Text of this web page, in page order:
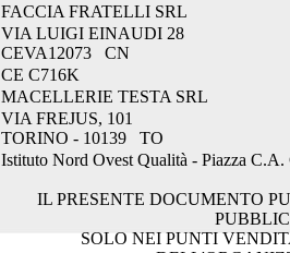
FACCIA FRATELLI SRL
VIA LUIGI EINAUDI 28
CEVA12073 CN
CE C716K
MACELLERIE TESTA SRL
VIA FREJUS, 101
TORINO - 10139 TO
Istituto Nord Ovest Qualità - Piazza
IL PRESENTE DOCUMENTO
SOLO NEI PUNTI